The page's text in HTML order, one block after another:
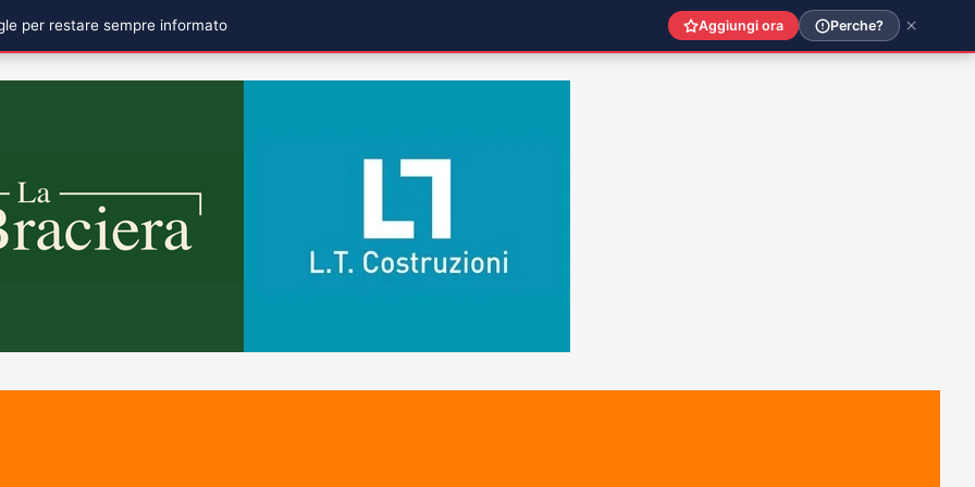
per restare sempre informato Aggiungi ora Perche?